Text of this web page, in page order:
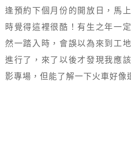
逢預約下個月份的開放日，馬
時覺得這裡很酷！有生之年一
然一踏入時，會誤以為來到工
進行了，來了以後才發現我應
影專場，但能了解一下火車好像